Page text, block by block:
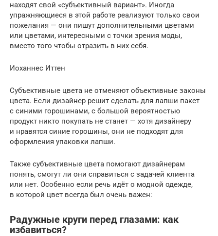
находят свой «субъективный вариант». Иногда
упражняющиеся в этой работе реализуют только свои
пожелания — они пишут дополнительными цветами
или цветами, интересными с точки зрения моды,
вместо того чтобы отразить в них себя.
Иоханнес Иттен
Субъективные цвета не отменяют объективные законы
цвета. Если дизайнер решит сделать для лапши пакет
с синими горошинами, с большой вероятностью
продукт никто покупать не станет — хотя дизайнеру
и нравятся синие горошины, они не подходят для
оформления упаковки лапши.
Также субъективные цвета помогают дизайнерам
понять, смогут ли они справиться с задачей клиента
или нет. Особенно если речь идёт о модной одежде,
в которой цвет всегда был очень важен:
Радужные круги перед глазами: как
избавиться?